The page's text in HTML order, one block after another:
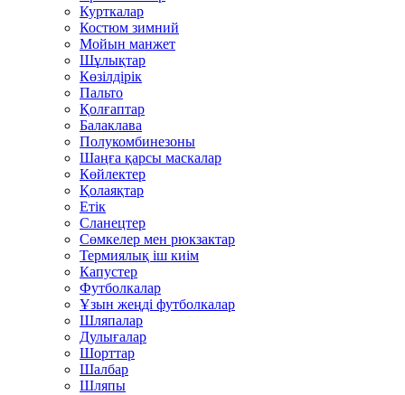
Курткалар
Костюм зимний
Мойын манжет
Шұлықтар
Көзілдірік
Пальто
Қолғаптар
Балаклава
Полукомбинезоны
Шаңға қарсы маскалар
Көйлектер
Қолаяқтар
Етік
Сланецтер
Сөмкелер мен рюкзактар
Термиялық іш киім
Капустер
Футболкалар
Ұзын жеңді футболкалар
Шляпалар
Дулығалар
Шорттар
Шалбар
Шляпы